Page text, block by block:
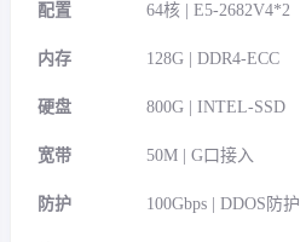
配置 64核 | E5-2682V4*2
内存 128G | DDR4-ECC
硬盘 800G | INTEL-SSD
宽带 50M | G口接入
防护 100Gbps | DDOS防护